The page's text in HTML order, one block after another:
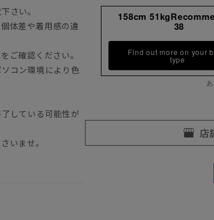
さい。
体差や着用感の違
ご確認ください。
コン環境により色
している可能性が
いませ。
158cm
38
Find out more on your
type